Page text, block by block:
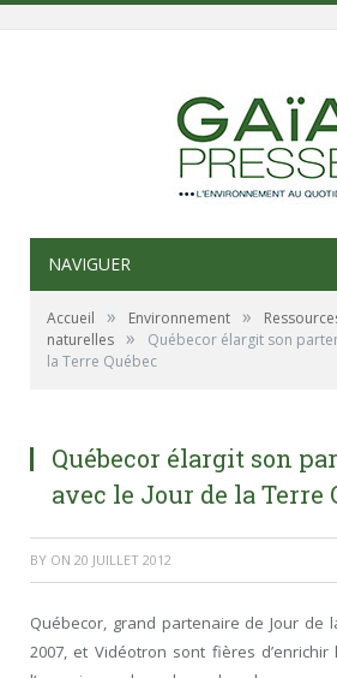
NAVIGUER
Accueil » Environnement »
naturelles »
Québecor élargit son
la Terre Québec
Québecor élargit son
avec le Jour de la Terre
BY ON 20 JUILLET 2012
Québecor, grand partenaire de Jour de
2007, et Vidéotron sont fières